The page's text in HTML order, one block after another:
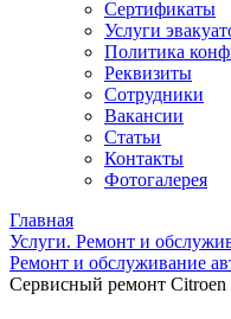
Сертификаты
Услуги
Политика
Реквизиты
Сотрудники
Вакансии
Статьи
Контакты
Фотогалерея
Главная
Услуги. Ремонт и
Ремонт и обслуживание
Сервисный ремонт Citroen